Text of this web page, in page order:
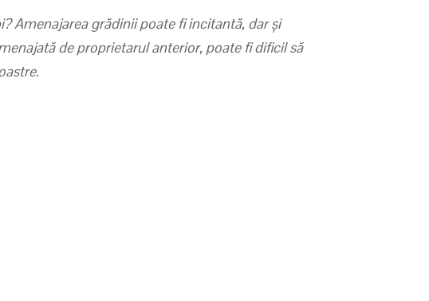
Amenajarea grădinii poate fi incitantă, dar și
de proprietarul anterior, poate fi dificil să